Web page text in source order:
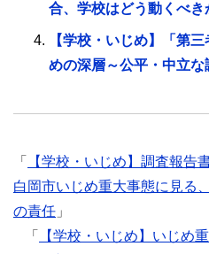
合、学校はどう動くべき
【学校・いじめ】「第
めの深層～公平・中立
「
【学校・いじめ】調査報
白岡市いじめ重大事態に見る
の責任 」
「
【学校・いじめ】いじめ